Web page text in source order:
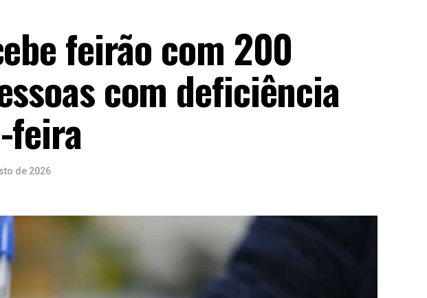
feirão com 200
com deficiência
feira
de 2026